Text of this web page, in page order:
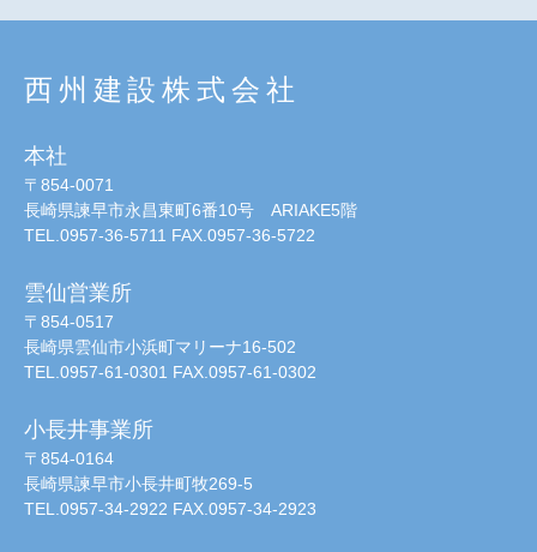
西州建設株式会社
本社
〒854-0071
長崎県諫早市永昌東町6番10号 ARIAKE5階
TEL.0957-36-5711 FAX.0957-36-5722
雲仙営業所
〒854-0517
長崎県雲仙市小浜町マリーナ16-502
TEL.0957-61-0301 FAX.0957-61-0302
小長井事業所
〒854-0164
長崎県諫早市小長井町牧269-5
TEL.0957-34-2922 FAX.0957-34-2923